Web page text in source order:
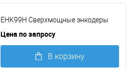
EHK99H Сверхмощные энкодеры
Цена по запросу
В корзину